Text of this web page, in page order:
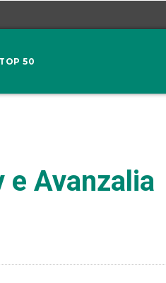
TOP 50
e Avanzalia